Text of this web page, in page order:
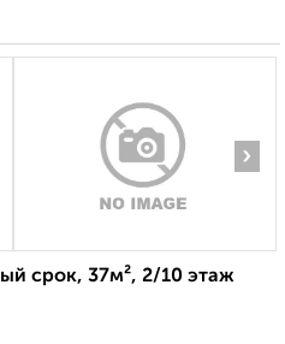
›
срок, 37м², 2/10 этаж